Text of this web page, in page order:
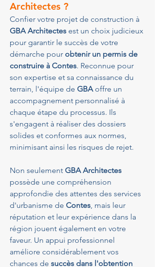
Architectes ?
Confier votre projet de construction à
GBA Architectes est un choix judicieux
pour garantir le succès de votre
démarche pour obtenir un permis de
construire à Contes. Reconnue pour
son expertise et sa connaissance du
terrain, l'équipe de GBA offre un
accompagnement personnalisé à
chaque étape du processus. Ils
s'engagent à réaliser des dossiers
solides et conformes aux normes,
minimisant ainsi les risques de rejet.
Non seulement GBA Architectes
possède une compréhension
approfondie des attentes des services
d'urbanisme de Contes, mais leur
réputation et leur expérience dans la
région jouent également en votre
faveur. Un appui professionnel
améliore considérablement vos
chances de succès dans l'obtention